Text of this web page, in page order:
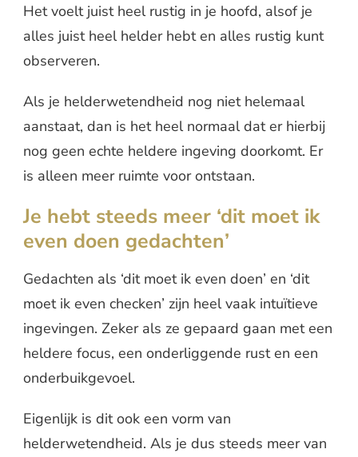
Het voelt juist heel rustig in je hoofd, alsof je
alles juist heel helder hebt en alles rustig kunt
observeren.
Als je helderwetendheid nog niet helemaal
aanstaat, dan is het heel normaal dat er hierbij
nog geen echte heldere ingeving doorkomt. Er
is alleen meer ruimte voor ontstaan.
Je hebt steeds meer ‘dit moet ik
even doen gedachten’
Gedachten als ‘dit moet ik even doen’ en ‘dit
moet ik even checken’ zijn heel vaak intuïtieve
ingevingen. Zeker als ze gepaard gaan met een
heldere focus, een onderliggende rust en een
onderbuikgevoel.
Eigenlijk is dit ook een vorm van
helderwetendheid. Als je dus steeds meer van